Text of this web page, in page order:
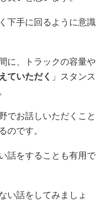
下手に回るように意識
に、トラックの容量や
ていただく 」スタンス
でお話しいただくこと
のです。
話をすることも有用で
い話をしてみましょ